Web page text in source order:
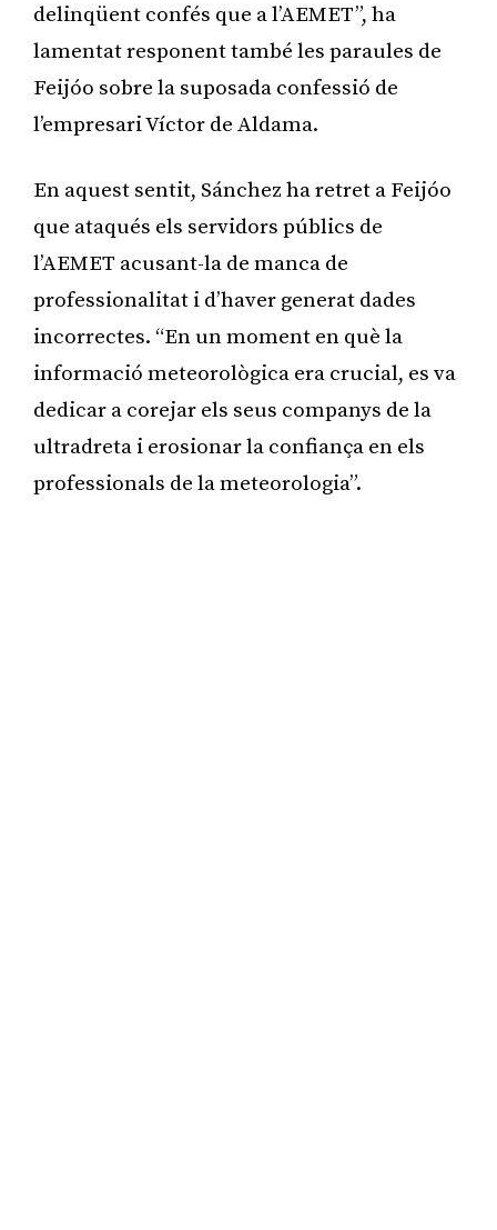
delinqüent confés que a l’AEMET”, ha
lamentat responent també les paraules de
Feijóo sobre la suposada confessió de
l’empresari Víctor de Aldama.
En aquest sentit, Sánchez ha retret a Feijóo
que ataqués els servidors públics de
l’AEMET acusant-la de manca de
professionalitat i d’haver generat dades
incorrectes. “En un moment en què la
informació meteorològica era crucial, es va
dedicar a corejar els seus companys de la
ultradreta i erosionar la confiança en els
professionals de la meteorologia”.